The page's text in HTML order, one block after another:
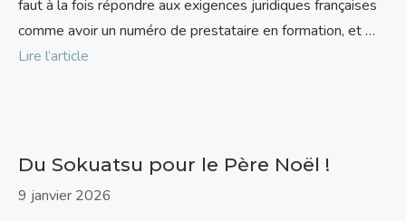
faut à la fois répondre aux exigences juridiques françaises
comme avoir un numéro de prestataire en formation, et …
Lire l’article
Du Sokuatsu pour le Père Noël !
9 janvier 2026